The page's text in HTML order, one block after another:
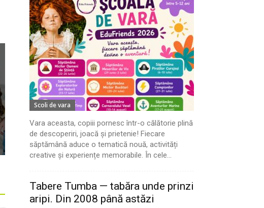
Scoli de vara
Vara aceasta, copiii pornesc într-o călătorie plină
de descoperiri, joacă și prietenie! Fiecare
săptămână aduce o tematică nouă, activități
creative și experiențe memorabile. În cele...
Tabere Tumba — tabăra unde prinzi
aripi. Din 2008 până astăzi